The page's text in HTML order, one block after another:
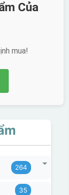
Của
mua!
264
35